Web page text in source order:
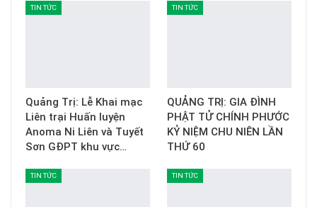
TIN TỨC
Quảng Trị: Lễ Khai mạc
Liên trại Huấn luyện
Anoma Ni Liên và Tuyết
Sơn GĐPT khu vực…
TIN TỨC
QUẢNG TRỊ: GIA ĐÌNH
PHẬT TỬ CHÍNH PHƯỚC
KỶ NIỆM CHU NIÊN LẦN
THỨ 60
TIN TỨC TIN TỨC